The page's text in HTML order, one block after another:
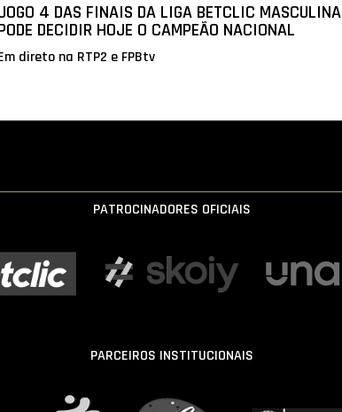
4 DAS FINAIS DA LIGA BETCLIC MASCULINA
DECIDIR HOJE O CAMPEÃO NACIONAL
direto na RTP2 e FPBtv
PATROCINADORES OFICIAIS
PARCEIROS INSTITUCIONAIS